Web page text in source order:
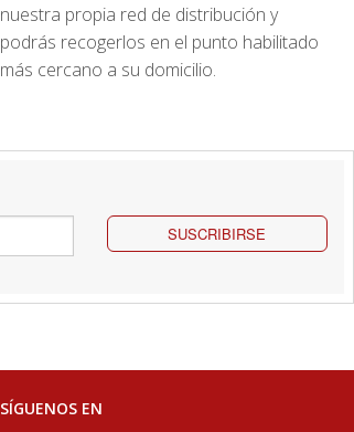
nuestra propia red de distribución y
podrás recogerlos en el punto habilitado
más cercano a su domicilio.
SUSCRIBIRSE
SÍGUENOS EN